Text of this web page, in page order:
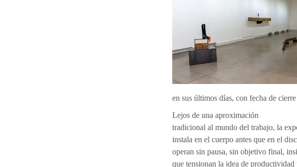
en sus últimos días, con fecha de
Lejos de una aproximación
tradicional al mundo del trabajo, la
instala en el cuerpo antes que en el
operan sin pausa, sin objetivo final,
que tensionan la idea de productividad